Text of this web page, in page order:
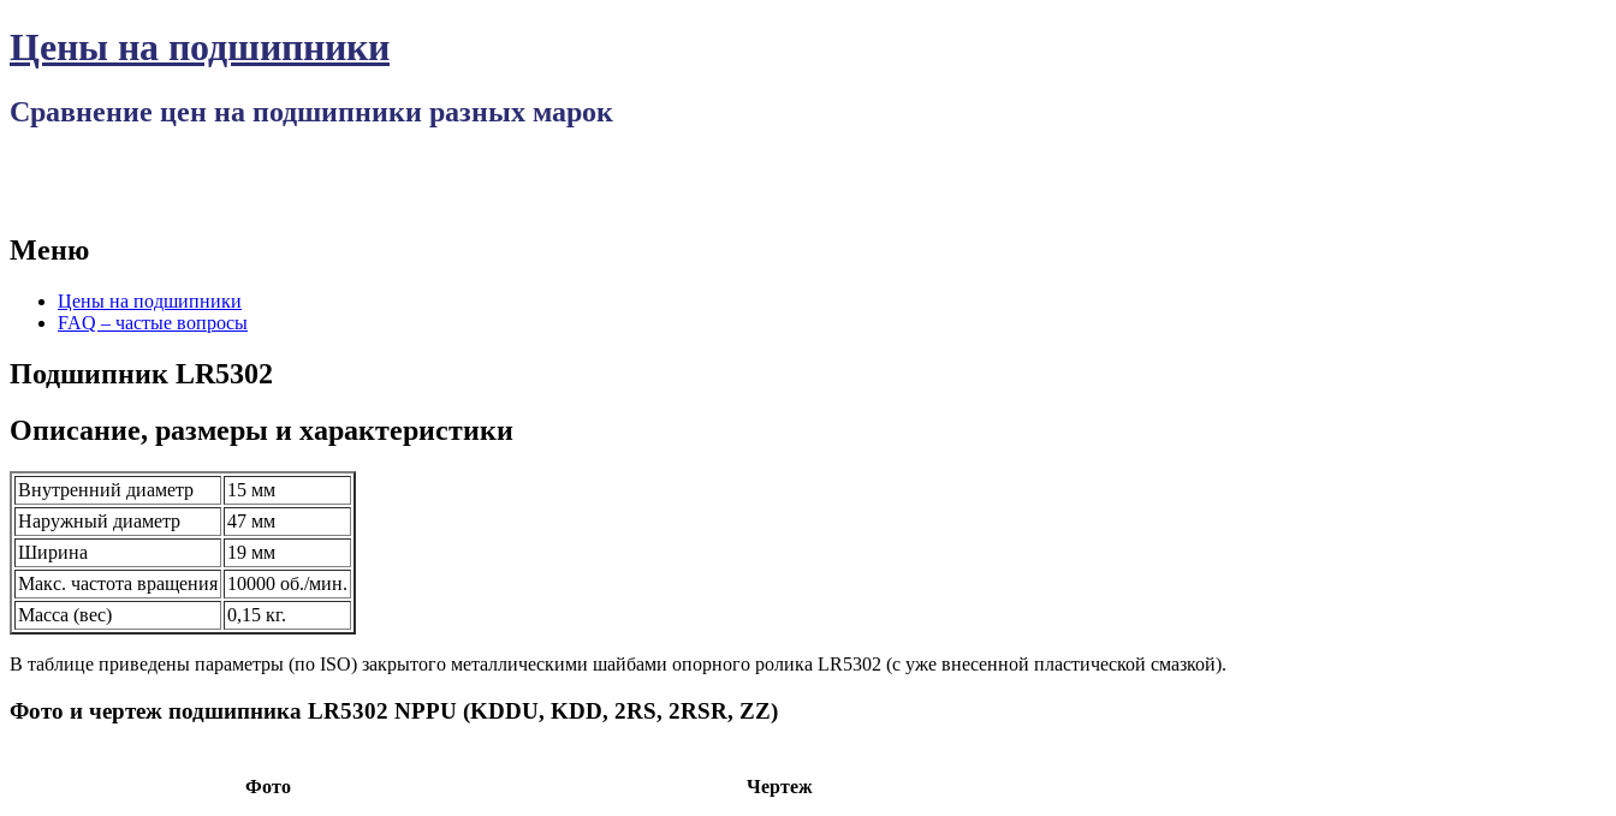
Цены на подшипники
Сравнение цен на подшипники разных марок
Меню
ПерейтиЦены на подшипники
FAQ – частые вопросы
Подшипник LR5302
Описание, размеры и характеристики
Внутренний диаметр
15 мм
Наружный диаметр
47 мм
Ширина
19 мм
Макс. частота вращения 10000 об./мин.
Масса (вес)
0,15 кг.
В таблице приведены параметры (по ISO) закрытого металлическими шайбами опорного ролика LR5302 (с уже внесенной пластической смазкой).
Фото и чертеж подшипника LR5302 NPPU (KDDU, KDD, 2RS, 2RSR, ZZ)
Фото Чертеж